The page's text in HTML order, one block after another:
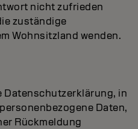
nicht zufrieden
zuständige
Wohnsitzland wenden.
Datenschutzerklärung, in
Daten,
Rückmeldung